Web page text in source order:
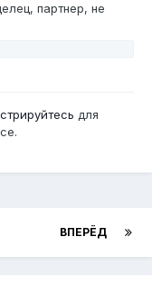
партнер, не
для
ВПЕРЁД